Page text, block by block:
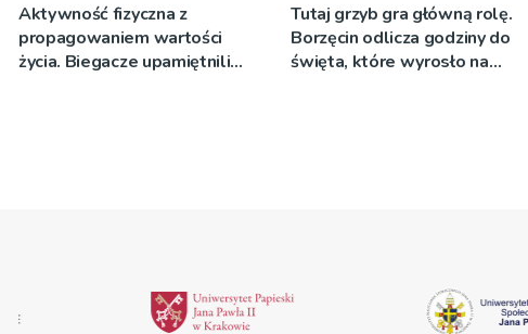
Aktywność fizyczna z
propagowaniem wartości
życia. Biegacze upamiętnili
Tutaj grzyb gra główną rolę.
Borzęcin odlicza godziny do
święta, które wyrosło na